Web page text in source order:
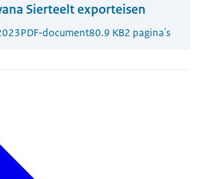
Sierteelt exporteisen
PDF-document80.9 KB2 pagina's